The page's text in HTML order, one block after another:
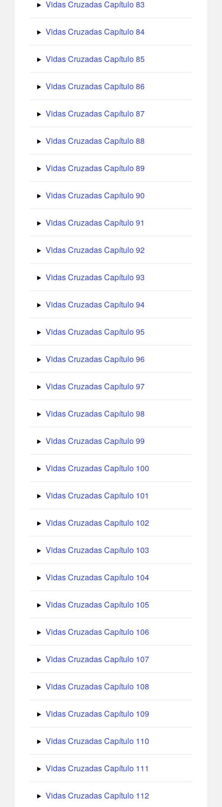
Vidas Cruzadas Capítulo 83
Vidas Cruzadas Capítulo 84
Vidas Cruzadas Capítulo 85
Vidas Cruzadas Capítulo 86
Vidas Cruzadas Capítulo 87
Vidas Cruzadas Capítulo 88
Vidas Cruzadas Capítulo 89
Vidas Cruzadas Capítulo 90
Vidas Cruzadas Capítulo 91
Vidas Cruzadas Capítulo 92
Vidas Cruzadas Capítulo 93
Vidas Cruzadas Capítulo 94
Vidas Cruzadas Capítulo 95
Vidas Cruzadas Capítulo 96
Vidas Cruzadas Capítulo 97
Vidas Cruzadas Capítulo 98
Vidas Cruzadas Capítulo 99
Vidas Cruzadas Capítulo 100
Vidas Cruzadas Capítulo 101
Vidas Cruzadas Capítulo 102
Vidas Cruzadas Capítulo 103
Vidas Cruzadas Capítulo 104
Vidas Cruzadas Capítulo 105
Vidas Cruzadas Capítulo 106
Vidas Cruzadas Capítulo 107
Vidas Cruzadas Capítulo 108
Vidas Cruzadas Capítulo 109
Vidas Cruzadas Capítulo 110
Vidas Cruzadas Capítulo 111
Vidas Cruzadas Capítulo 112